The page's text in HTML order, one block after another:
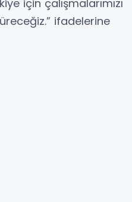
için çalışmalarımızı
ifadelerine